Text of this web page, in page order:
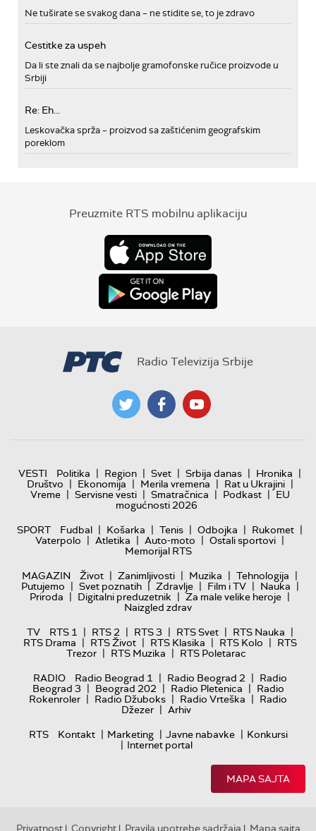
Ne tuširate se svakog dana – ne stidite se, to je zdravo
Cestitke za uspeh
Da li ste znali da se najbolje gramofonske ručice proizvode u
Srbiji
Re: Eh...
Leskovačka sprža – proizvod sa zaštićenim geografskim
poreklom
Preuzmite RTS mobilnu aplikaciju
Radio Televizija Srbije
VESTI Politika | Region | Svet | Srbija danas | Hronika |
Društvo | Ekonomija | Merila vremena | Rat u Ukrajini |
Vreme | Servisne vesti | Smatračnica | Podkast | EU
mogućnosti 2026
SPORT
Fudbal | Košarka | Tenis | Odbojka | Rukomet |
Vaterpolo | Atletika | Auto-moto | Ostali sportovi |
Memorijal RTS
MAGAZIN
Život | Zanimljivosti | Muzika | Tehnologija |
Putujemo | Svet poznatih | Zdravlje | Film i TV | Nauka |
Priroda | Digitalni preduzetnik | Za male velike heroje |
Naizgled zdrav
TV
RTS 1 | RTS 2 | RTS 3 | RTS Svet | RTS Nauka |
RTS Drama | RTS Život | RTS Klasika | RTS Kolo | RTS
Trezor | RTS Muzika | RTS Poletarac
RADIO
Radio Beograd 1 | Radio Beograd 2 | Radio
Beograd 3 | Beograd 202 | Radio Pletenica | Radio
Rokenroler | Radio Džuboks | Radio Vrteška | Radio
Džezer | Arhiv
RTS
Kontakt | Marketing | Javne nabavke | Konkursi
| Internet portal
MAPA SAJTA